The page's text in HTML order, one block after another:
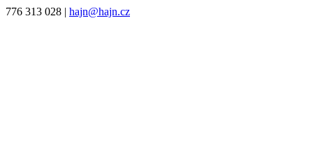
776 313 028 | hajn@hajn.cz